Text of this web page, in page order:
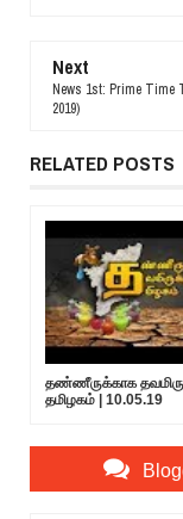
Next
News 1st: Prime Time
2019)
RELATED POSTS
தண்ணீருக்காக
தமிழகம் | 10.05.19